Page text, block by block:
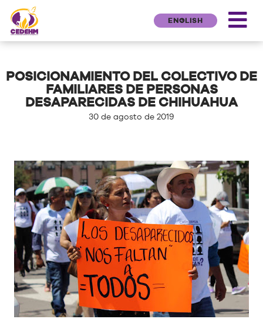
ENGLISH
POSICIONAMIENTO DEL COLECTIVO DE
FAMILIARES DE PERSONAS
DESAPARECIDAS DE CHIHUAHUA
30 de agosto de 2019